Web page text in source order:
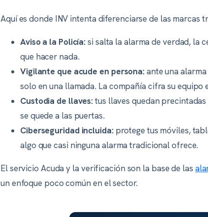
Aquí es donde INV intenta diferenciarse de las marcas
Aviso a la Policía:si salta la alarma de verdad, la
que hacer nada.
Vigilante que acude en persona:ante una
solo en una llamada. La compañía cifra su equipo
Custodia de llaves:tus llaves quedan
se quede a las puertas.
Ciberseguridad incluida:protege tus móviles,
algo que casi ninguna alarma tradicional ofrece.
El servicio Acuda y la verificación son la base de las
un enfoque poco común en el sector.